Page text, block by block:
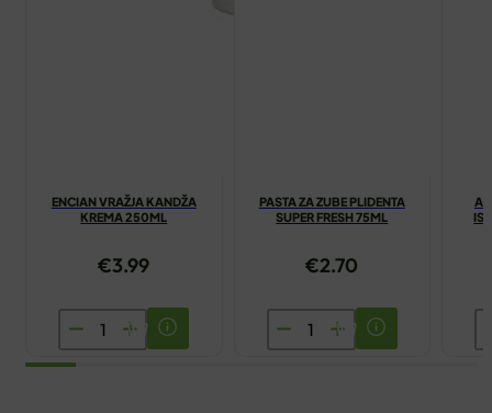
ENCIAN VRAŽJA KANDŽA
KREMA 250ML
€3.99
ENCIAN
VRAŽJA
PASTA ZA ZUBE PLIDENTA
SUPER FRESH 75ML
€2.70
PASTA
ZA